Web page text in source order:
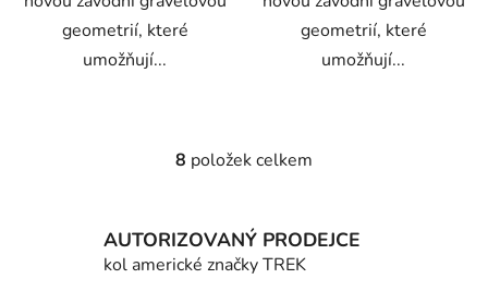
geometrií, které
umožňují...
geometrií, které
umožňují...
O
á
d
8 položek celkem
AUTORIZOVANÝ PRODEJCE
kol americké značky TREK